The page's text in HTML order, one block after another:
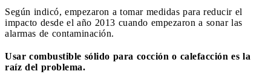
Según indicó, empezaron a tomar medidas para reducir el
impacto desde el año 2013 cuando empezaron a sonar las
alarmas de contaminación.
Usar combustible sólido para cocción o calefacción es la
raíz del problema.